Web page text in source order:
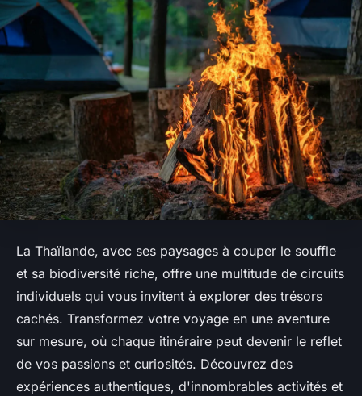
La Thaïlande, avec ses paysages à couper le souffle
et sa biodiversité riche, offre une multitude de circuits
individuels qui vous invitent à explorer des trésors
cachés. Transformez votre voyage en une aventure
sur mesure, où chaque itinéraire peut devenir le reflet
de vos passions et curiosités. Découvrez des
expériences authentiques, d'innombrables activités et